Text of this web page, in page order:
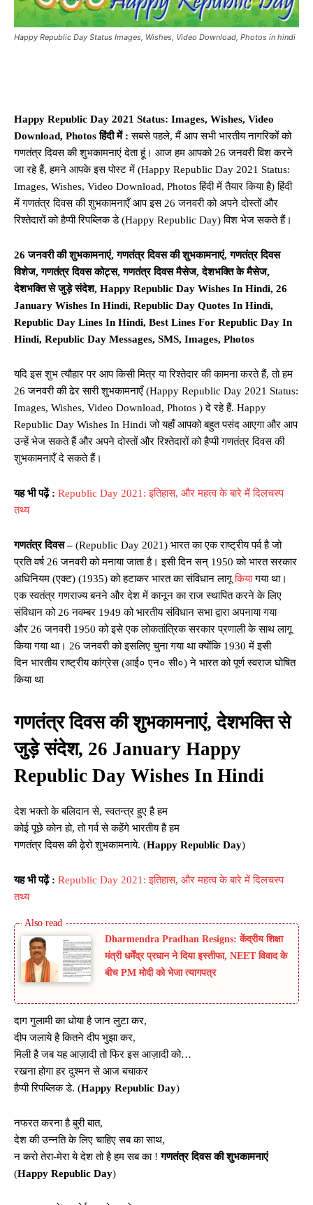
Happy Republic Day Status Images, Wishes, Video Download, Photos in hindi
Happy Republic Day 2021 Status: Images, Wishes, Video
Download, Photos हिंदी में :सबसे पहले, मैं आप सभी भारतीय नागरिकों को
गणतंत्र दिवस की शुभकामनाएं देता हूं। आज हम आपको 26 जनवरी विश करने
जा रहे हैं, हमने आपके इस पोस्ट में (Happy Republic Day 2021 Status:
Images, Wishes, Video Download, Photos हिंदी में तैयार किया है) हिंदी
में गणतंत्र दिवस की शुभकामनाएँ आप इस 26 जनवरी को अपने दोस्तों और
रिश्तेदारों को हैप्पी रिपब्लिक डे (Happy Republic Day) विश भेज सकते हैं।
26 जनवरी की शुभकामनाएं, गणतंत्र दिवस की शुभकामनाएं, गणतंत्र दिवस
विशेज, गणतंत्र दिवस कोट्स, गणतंत्र दिवस मैसेज, देशभक्ति के मैसेज,
देशभक्ति से जुड़े संदेश, Happy Republic Day Wishes In Hindi, 26
January Wishes In Hindi, Republic Day Quotes In Hindi,
Republic Day Lines In Hindi, Best Lines For Republic Day In
Hindi, Republic Day Messages, SMS, Images, Photos
यदि इस शुभ त्यौहार पर आप किसी मित्र या रिश्तेदार की कामना करते हैं, तो हम
26 जनवरी की ढेर सारी शुभकामनाएँ (Happy Republic Day 2021 Status:
Images, Wishes, Video Download, Photos ) दे रहे हैं. Happy
Republic Day Wishes In Hindi जो यहाँ आपको बहुत पसंद आएगा और आप
उन्हें भेज सकते हैं और अपने दोस्तों और रिश्तेदारों को हैप्पी गणतंत्र दिवस की
शुभकामनाएँ दे सकते हैं।
यह भी पढ़ें : Republic Day 2021: इतिहास, और महत्व के बारे में दिलचस्प
तथ्य
गणतंत्र दिवस – (Republic Day 2021) भारत का एक राष्ट्रीय पर्व है जो
प्रति वर्ष 26 जनवरी को मनाया जाता है। इसी दिन सन् 1950 को भारत सरकार
अधिनियम (एक्ट) (1935) को हटाकर भारत का संविधान लागूकियागया था।
एक स्वतंत्र गणराज्य बनने और देश में कानून का राज स्थापित करने के लिए
संविधान को 26 नवम्बर 1949 को भारतीय संविधान सभा द्वारा अपनाया गया
और 26 जनवरी 1950 को इसे एक लोकतांत्रिक सरकार प्रणाली के साथ लागू
किया गया था। 26 जनवरी को इसलिए चुना गया था क्योंकि 1930 में इसी
दिन भारतीय राष्ट्रीय कांग्रेस (आई० एन० सी०) ने भारत को पूर्ण स्वराज घोषित
किया था
गणतंत्र दिवस की शुभकामनाएं, देशभक्ति से
जुड़े संदेश, 26 January Happy
Republic Day Wishes In Hindi
देश भक्तो के बलिदान से, स्वतन्त्र हुए है हम
कोई पूछे कोन हो, तो गर्व से कहेंगे भारतीय है हम
गणतंत्र दिवस की ढ़ेरो शुभकामनाये. (Happy Republic Day)
यह भी पढ़ें : Republic Day 2021: इतिहास, और महत्व के बारे में दिलचस्प
तथ्य
Dharmendra Pradhan Resigns: केंद्रीय शिक्षा
मंत्री धर्मेंद्र प्रधान ने दिया इस्तीफा, NEET विवाद के
बीच PM मोदी को भेजा त्यागपत्र
दाग गुलामी का धोया है जान लुटा कर,
दीप जलाये है कितने दीप भुझा कर,
मिली है जब यह आज़ादी तो फिर इस आज़ादी को…
रखना होगा हर दुश्मन से आज बचाकर
हैप्पी रिपब्लिक डे. (Happy Republic Day)
नफरत करना है बुरी बात,
देश की उन्नति के लिए चाहिए सब का साथ,
न करो तेरा-मेरा ये देश तो है हम सब का !गणतंत्र दिवस की शुभकामनाएं
(Happy Republic Day)